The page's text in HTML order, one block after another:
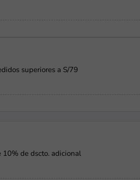
superiores a S/79
10% de dscto. adicional